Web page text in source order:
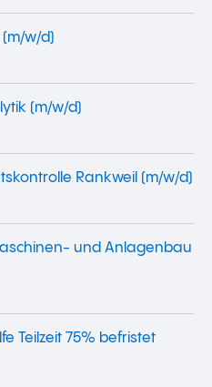
w/d)
(m/w/d)
Rankweil (m/w/d)
und Anlagenbau
Teilzeit 75% befristet